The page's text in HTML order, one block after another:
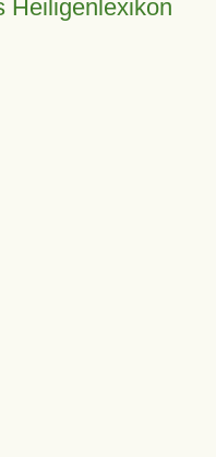
Heiligenlexikon